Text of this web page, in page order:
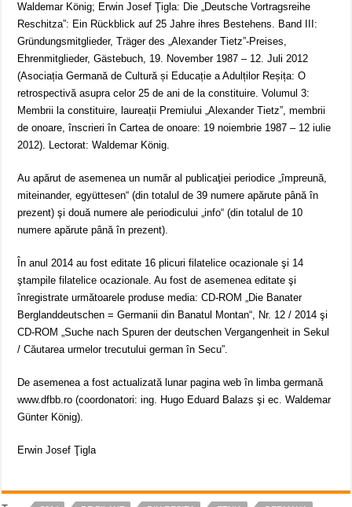
Waldemar König; Erwin Josef Ţigla: Die „Deutsche Vortragsreihe
Reschitza”: Ein Rückblick auf 25 Jahre ihres Bestehens. Band III:
Gründungsmitglieder, Träger des „Alexander Tietz”-Preises,
Ehrenmitglieder, Gästebuch, 19. November 1987 – 12. Juli 2012
(Asociația Germană de Cultură și Educație a Adulților Reșița: O
retrospectivă asupra celor 25 de ani de la constituire. Volumul 3:
Membrii la constituire, laureații Premiului „Alexander Tietz”, membrii
de onoare, înscrieri în Cartea de onoare: 19 noiembrie 1987 – 12 iulie
2012). Lectorat: Waldemar König.
Au apărut de asemenea un număr al publicaţiei periodice „împreună,
miteinander, együttesen“ (din totalul de 39 numere apărute până în
prezent) şi două numere ale periodicului „info“ (din totalul de 10
numere apărute până în prezent).
În anul 2014 au fost editate 16 plicuri filatelice ocazionale şi 14
ştampile filatelice ocazionale. Au fost de asemenea editate şi
înregistrate următoarele produse media: CD-ROM „Die Banater
Berglanddeutschen = Germanii din Banatul Montan“, Nr. 12 / 2014 şi
CD-ROM „Suche nach Spuren der deutschen Vergangenheit in Sekul
/ Căutarea urmelor trecutului german în Secu”.
De asemenea a fost actualizată lunar pagina web în limba germană
www.dfbb.ro (coordonatori: ing. Hugo Eduard Balazs şi ec. Waldemar
Günter König).
Erwin Josef Ţigla